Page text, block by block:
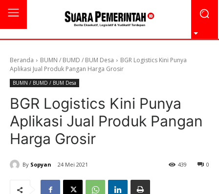
Beranda BUMN / BUMD / BUM Desa
BGR Logistics Kini Punya
Aplikasi Jual Produk Pangan Harga Grosir
BUMN / BUMD / BUM Desa
BGR Logistics Kini Punya
Aplikasi Jual Produk Pangan
Harga Grosir
By Sopyan 24 Mei 2021 0
439